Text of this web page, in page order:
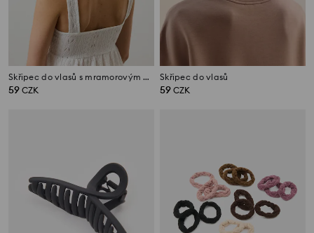
Skřipec do vlasů s mramorovým vzorem
59 CZK
Skřipec do vlasů
59 CZK